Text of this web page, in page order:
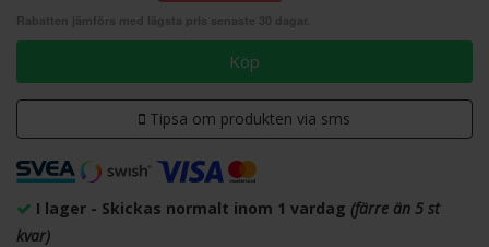
Köp
Tipsa om produkten via sms
I lager - Skickas normalt inom 1 vardag (färre än 5 st
kvar)